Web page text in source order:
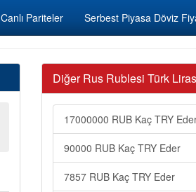
Canlı Pariteler Serbest Piyasa Döviz
Diğer Rus Rublesi Türk
17000000 RUB Kaç TRY
90000 RUB Kaç TRY Eder
7857 RUB Kaç TRY Eder